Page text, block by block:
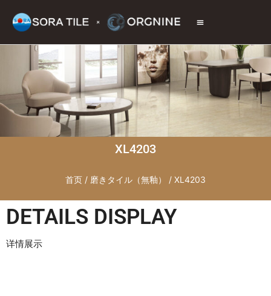
XL4203
首页 / 磨きタイル（無釉） / XL4203
DETAILS DISPLAY
详情展示